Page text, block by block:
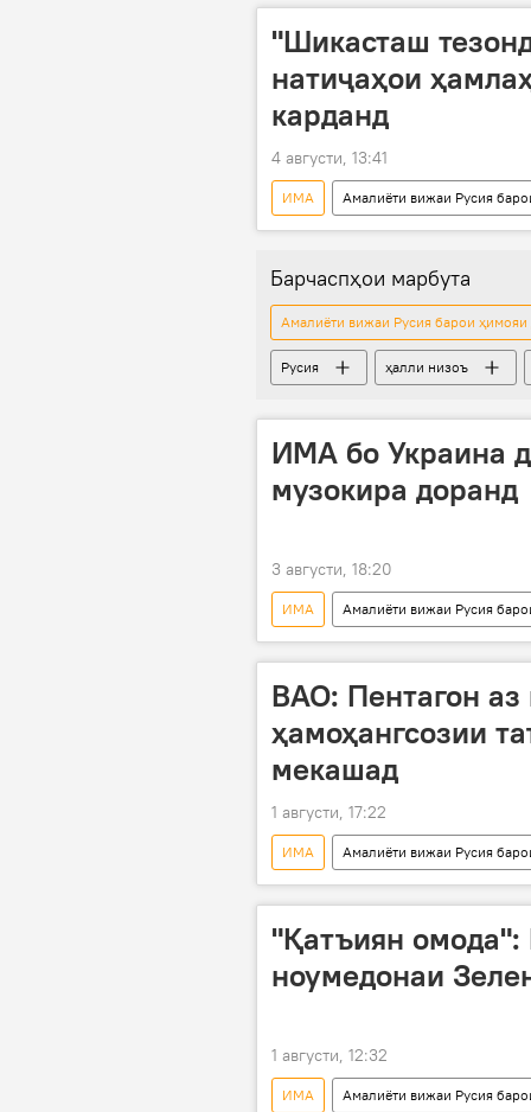
"Шикасташ
натиҷаҳои
карданд
4 августи, 13:41
ИМА Амалиёти вижаи Русия
амалиёти вижа
Ғарб
Барчаспҳои марбута
Амалиёти вижаи Русия барои
Русия ҳалли низоъ
ИМА бо Украина
музокира доранд
3 августи, 18:20
ИМА Амалиёти вижаи Русия
амалиёти вижа
аслиҳа
ВАО: Пентагон
ҳамоҳангсозии
мекашад
1 августи, 17:22
ИМА Амалиёти вижаи Русия
даст кашидан
"Қатъиян
ноумедонаи
1 августи, 12:32
ИМА Амалиёти вижаи Русия